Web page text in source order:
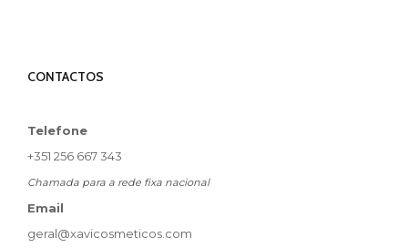
CONTACTOS
Telefone
+351 256 667 343
Chamada para a rede fixa nacional
Email
geral@xavicosmeticos.com